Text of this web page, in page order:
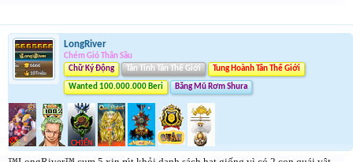
LongRiver
Chém Gió Thần Sầu
Chữ Ký Động
Tân Tinh Tân Thế Giới Tung Hoành Tân Thế Giới
Wanted 100.000.000 Beri Băng Mũ Rơm Shura